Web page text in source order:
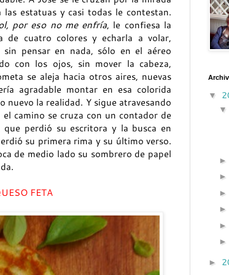
las estatuas y casi todas le contestan.
por eso no me enfría, le confiesa la
de cuatro colores y echarla a volar,
pensar en nada, sólo en el aéreo
con los ojos, sin mover la cabeza,
se aleja hacia otros aires, nuevas
agradable montar en esa colorida
la realidad. Y sigue atravesando
camino se cruza con un contador de
perdió su escritora y la busca en
su primera rima y su último verso.
de medio lado su sombrero de papel
FETA
▼
►